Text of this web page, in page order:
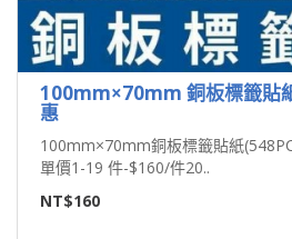
100mm×70mm 銅板標籤貼
惠
100mm×70mm銅板標籤貼紙
單價1-19 件-$160/件20..
NT$160